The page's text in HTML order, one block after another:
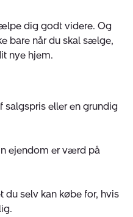
dig godt videre. Og
bare når du skal sælge,
nye hjem.
salgspris eller en grundig
ejendom er værd på
du selv kan købe for, hvis